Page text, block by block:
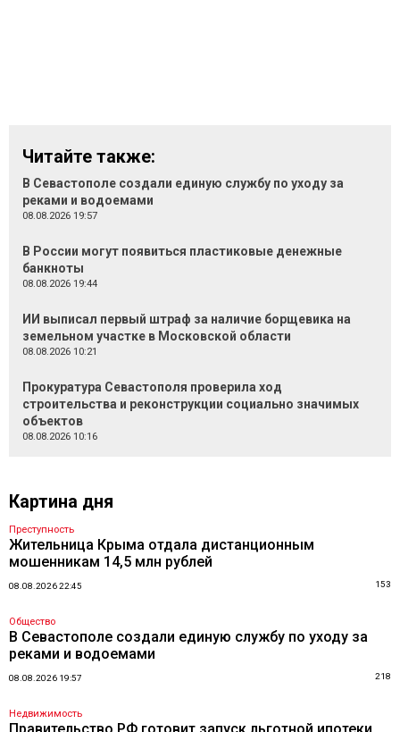
Читайте также:
В Севастополе создали единую службу по уходу за
реками и водоемами
08.08.2026 19:57
В России могут появиться пластиковые денежные
банкноты
08.08.2026 19:44
ИИ выписал первый штраф за наличие борщевика на
земельном участке в Московской области
08.08.2026 10:21
Прокуратура Севастополя проверила ход
строительства и реконструкции социально значимых
объектов
08.08.2026 10:16
Картина дня
Преступность
Жительница Крыма отдала дистанционным
мошенникам 14,5 млн рублей
08.08.2026 22:45 153
Общество
В Севастополе создали единую службу по уходу за
реками и водоемами
08.08.2026 19:57 218
Недвижимость